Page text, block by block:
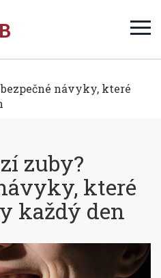
návyky, které
zuby?
které
každý den